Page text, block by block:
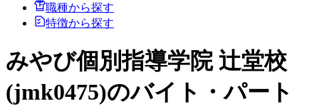
職種から探す
特徴から探す
みやび個別指導学院 辻堂校
(jmk0475)のバイト・パート